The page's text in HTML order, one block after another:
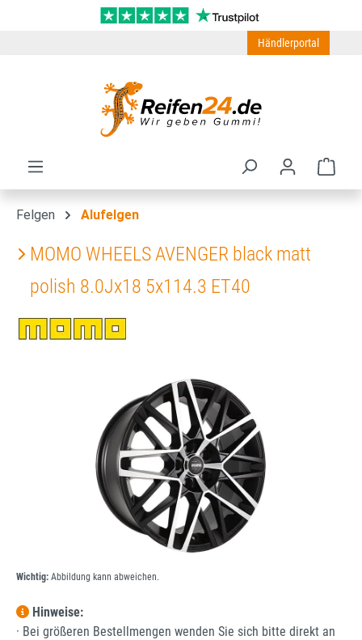
Zum Hauptinhalt springen
Händlerportal
Felgen Alufelgen
MOMO WHEELS AVENGER black matt
polish 8.0Jx18 5x114.3 ET40
Wichtig: Abbildung kann abweichen.
Hinweise:
· Bei größeren Bestellmengen wenden Sie sich bitte direkt an